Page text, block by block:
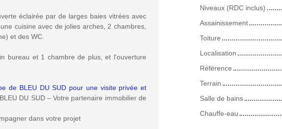
éclairée par de larges baies vitrées avec
cuisine avec de jolies arches, 2 chambres,
et des WC.
bureau et 1 chambre de plus, et l'ouverture
de BLEU DU SUD pour une visite privée et
SUD – Votre partenaire immobilier de
dans votre projet
Niveaux (RDC inclus)
Assainissement
Toiture
Localisation
Référence
Terrain
Salle de bains
Chauffe-eau